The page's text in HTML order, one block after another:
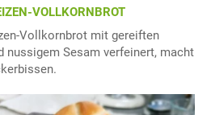
VOLLKORNBROT
Vollkornbrot mit gereiften
nussigem Sesam verfeinert, macht